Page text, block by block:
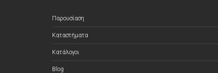
Παρουσίαση
Καταστήματα
Κατάλογοι
Blog